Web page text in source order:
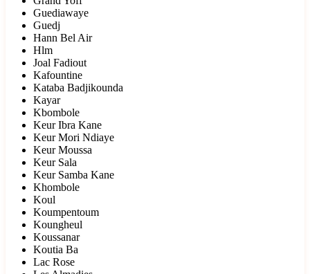
Guediawaye
Guedj
Hann Bel Air
Hlm
Joal Fadiout
Kafountine
Kataba Badjikounda
Kayar
Kbombole
Keur Ibra Kane
Keur Mori Ndiaye
Keur Moussa
Keur Sala
Keur Samba Kane
Khombole
Koul
Koumpentoum
Koungheul
Koussanar
Koutia Ba
Lac Rose